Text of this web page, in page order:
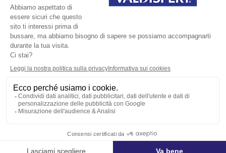
FAQ
CONTATTI
Cookie Policy
Informativa Privacy
Condizioni generali d'utilizzo
site map